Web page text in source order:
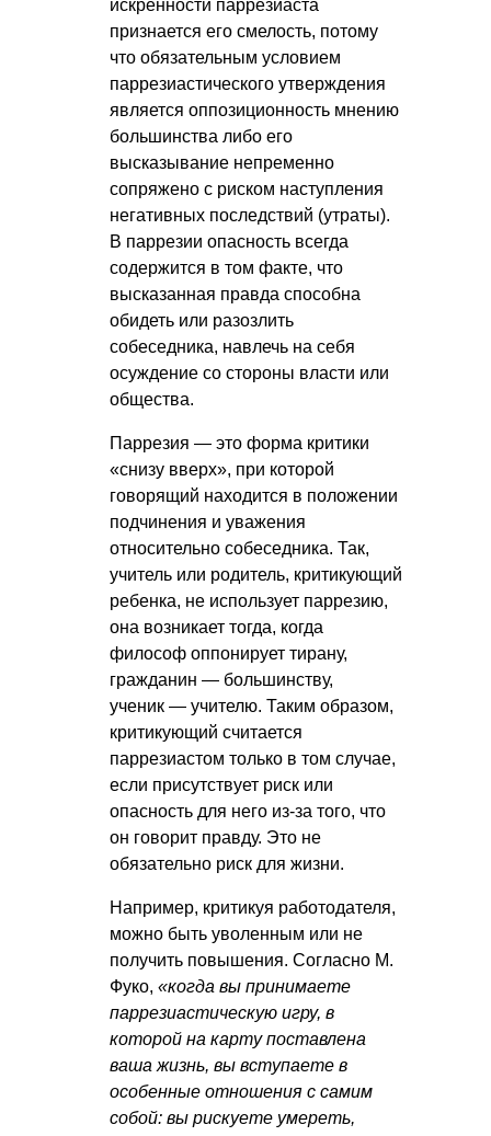
искренности паррезиаста
признается его смелость, потому
что обязательным условием
паррезиастического утверждения
является оппозиционность мнению
большинства либо его
высказывание непременно
сопряжено с риском наступления
негативных последствий (утраты).
В паррезии опасность всегда
содержится в том факте, что
высказанная правда способна
обидеть или разозлить
собеседника, навлечь на себя
осуждение со стороны власти или
общества.
Паррезия — это форма критики
«снизу вверх», при которой
говорящий находится в положении
подчинения и уважения
относительно собеседника. Так,
учитель или родитель, критикующий
ребенка, не использует паррезию,
она возникает тогда, когда
философ оппонирует тирану,
гражданин — большинству,
ученик — учителю. Таким образом,
критикующий считается
паррезиастом только в том случае,
если присутствует риск или
опасность для него из-за того, что
он говорит правду. Это не
обязательно риск для жизни.
Например, критикуя работодателя,
можно быть уволенным или не
получить повышения. Согласно М.
Фуко, «когда вы принимаете
паррезиастическую игру, в
которой на карту поставлена
ваша жизнь, вы вступаете в
особенные отношения с самим
собой: вы рискуете умереть,